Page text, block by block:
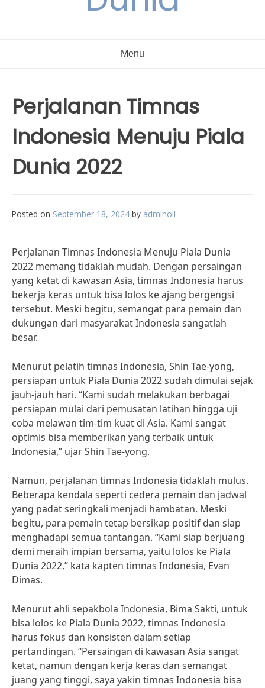
Menu
Perjalanan Timnas
Indonesia Menuju Piala
Dunia 2022
Posted on September 18, 2024 by adminoli
Perjalanan Timnas Indonesia Menuju Piala Dunia
2022 memang tidaklah mudah. Dengan persaingan
yang ketat di kawasan Asia, timnas Indonesia harus
bekerja keras untuk bisa lolos ke ajang bergengsi
tersebut. Meski begitu, semangat para pemain dan
dukungan dari masyarakat Indonesia sangatlah
besar.
Menurut pelatih timnas Indonesia, Shin Tae-yong,
persiapan untuk Piala Dunia 2022 sudah dimulai sejak
jauh-jauh hari. “Kami sudah melakukan berbagai
persiapan mulai dari pemusatan latihan hingga uji
coba melawan tim-tim kuat di Asia. Kami sangat
optimis bisa memberikan yang terbaik untuk
Indonesia,” ujar Shin Tae-yong.
Namun, perjalanan timnas Indonesia tidaklah mulus.
Beberapa kendala seperti cedera pemain dan jadwal
yang padat seringkali menjadi hambatan. Meski
begitu, para pemain tetap bersikap positif dan siap
menghadapi semua tantangan. “Kami siap berjuang
demi meraih impian bersama, yaitu lolos ke Piala
Dunia 2022,” kata kapten timnas Indonesia, Evan
Dimas.
Menurut ahli sepakbola Indonesia, Bima Sakti, untuk
bisa lolos ke Piala Dunia 2022, timnas Indonesia
harus fokus dan konsisten dalam setiap
pertandingan. “Persaingan di kawasan Asia sangat
ketat, namun dengan kerja keras dan semangat
juang yang tinggi, saya yakin timnas Indonesia bisa